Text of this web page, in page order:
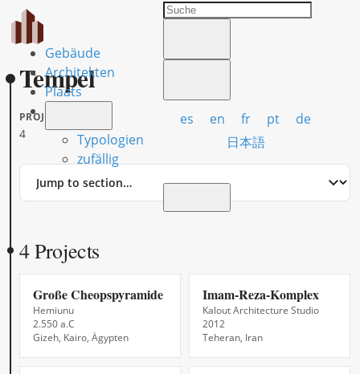
Gebäude
Architekten
Plaats
Typologien
zufällig
es en fr pt
de
日本語
Tempel
PROJECTS
4
Jump
4 Projects
Große Cheopspyramide
Hemiunu
2.550 a.C
Gizeh, Kairo, Ägypten
Imam-Reza-Komplex
Kalout Architecture Studio
2012
Teheran, Iran